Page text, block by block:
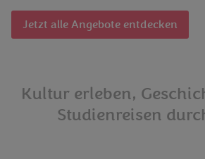
Jetzt alle Angebote entdecken
Kultur erleben,
Studienreisen